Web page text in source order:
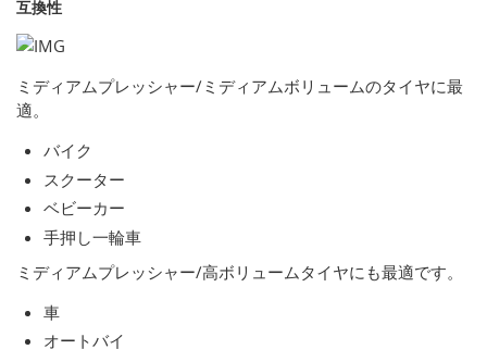
互換性
ミディアムプレッシャー/ミディアムボリュームのタイヤに最
適。
バイク
スクーター
ベビーカー
手押し一輪車
ミディアムプレッシャー/高ボリュームタイヤにも最適です。
車
オートバイ